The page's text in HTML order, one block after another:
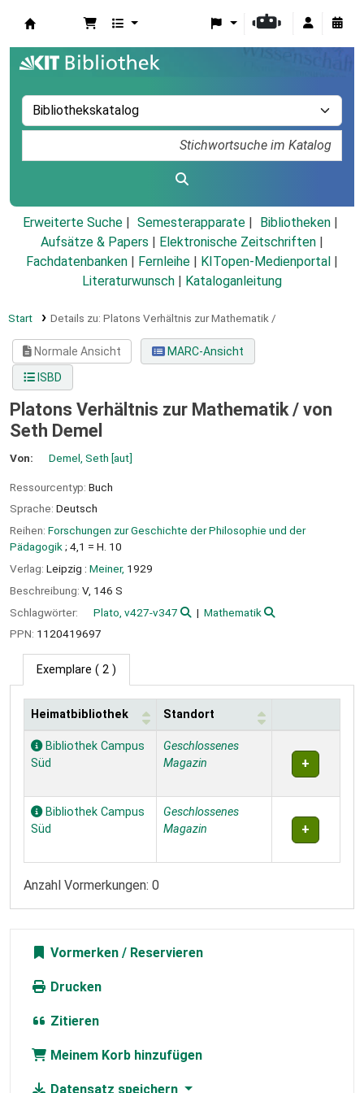
Erweiterte Suche Semesterapparate
Bibliotheken
Aufsätze & Papers
Elektronische Zeitschriften
Fachdatenbanken
Fernleihe KITopen-Medienportal
Literaturwunsch
Kataloganleitung
Start Details zu: Platons Verhältnis zur Mathematik /
Normale Ansicht
MARC-Ansicht
ISBD
Platons Verhältnis zur Mathematik / von
Seth Demel
Von: Demel, Seth [aut]
Ressourcentyp: Buch
Sprache: Deutsch
Reihen: Forschungen zur Geschichte der Philosophie und der
Pädagogik ; 4,1 = H. 10
Verlag: Leipzig : Meiner, 1929
Beschreibung: V, 146 S
Schlagwörter:
Plato, v427-v347
Mathematik
PPN: 1120419697
Exemplare ( 2 )
Exemplare
Heimatbibliothek Standort
Bibliothek Campus
Süd
Geschlossenes
Magazin
Bibliothek Campus
Süd
Geschlossenes
Magazin
Anzahl Vormerkungen: 0
Vormerken
Drucken
Zitieren
Meinem Korb hinzufügen
Datensatz speichern